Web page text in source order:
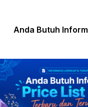
Anda Butuh